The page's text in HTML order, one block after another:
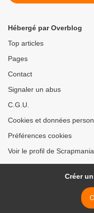
Hébergé par Overblog
Top articles
Pages
Contact
Signaler un abus
C.G.U.
Cookies et données
Préférences cookies
Voir le profil de
Créer